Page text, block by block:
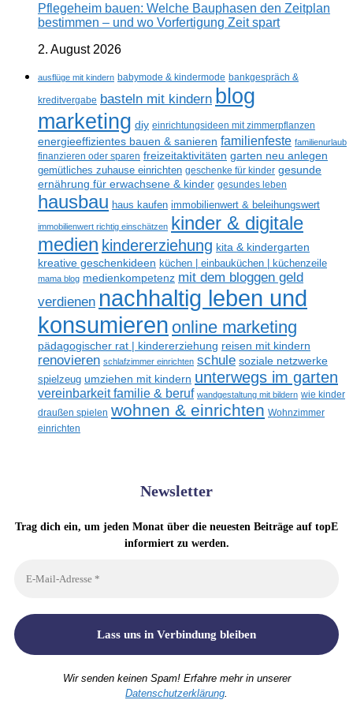
Pflegeheim bauen: Welche Bauphasen den Zeitplan
bestimmen – und wo Vorfertigung Zeit spart
2. August 2026
ausflüge mit kindern babymode & kindermode bankgespräch &
kreditvergabe basteln mit kindern blog
marketing diy einrichtungsideen mit zimmerpflanzen
energieeffizientes bauen & sanieren familienfeste familienurlaub
finanzieren oder sparen freizeitaktivitäten garten neu anlegen
gemütliches zuhause einrichten geschenke für kinder gesunde
ernährung für erwachsene & kinder gesundes leben
hausbau haus kaufen immobilienwert & beleihungswert
immobilienwert richtig einschätzen kinder & digitale
medien kindererziehung kita & kindergarten
kreative geschenkideen küchen | einbauküchen | küchenzeile
mama blog medienkompetenz mit dem bloggen geld
verdienen nachhaltig leben und
konsumieren online marketing
pädagogischer rat | kindererziehung reisen mit kindern
renovieren schlafzimmer einrichten schule soziale netzwerke
spielzeug umziehen mit kindern unterwegs im garten
vereinbarkeit familie & beruf wandgestaltung mit bildern wie kinder
draußen spielen wohnen & einrichten Wohnzimmer
einrichten
Newsletter
Trag dich ein, um jeden Monat über die neuesten Beiträge auf topE
informiert zu werden.
Wir senden keinen Spam! Erfahre mehr in unserer
Datenschutzerklärung